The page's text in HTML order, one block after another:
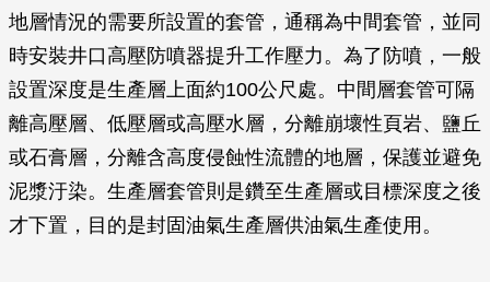
地層情況的需要所設置的套管，通稱為中間套管，並同
時安裝井口高壓防噴器提升工作壓力。為了防噴，一般
設置深度是生產層上面約100公尺處。中間層套管可隔
離高壓層、低壓層或高壓水層，分離崩壞性頁岩、鹽丘
或石膏層，分離含高度侵蝕性流體的地層，保護並避免
泥漿汙染。生產層套管則是鑽至生產層或目標深度之後
才下置，目的是封固油氣生產層供油氣生產使用。